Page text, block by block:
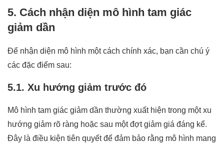
5. Cách nhận diện mô hình tam giác
giảm dần
Để nhận diện mô hình một cách chính xác, bạn cần chú ý
các đặc điểm sau:
5.1. Xu hướng giảm trước đó
Mô hình tam giác giảm dần thường xuất hiện trong một xu
hướng giảm rõ ràng hoặc sau một đợt giảm giá đáng kể.
Đây là điều kiện tiên quyết để đảm bảo rằng mô hình mang